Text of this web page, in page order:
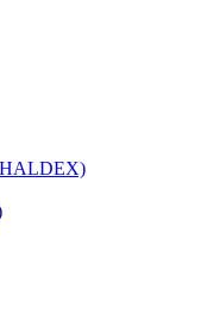
HALDEX)